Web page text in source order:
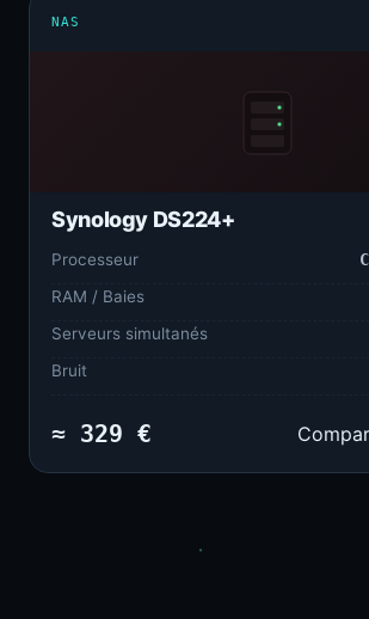
NAS
Synology DS224+
Processeur
RAM / Baies
Serveurs simultanés
Bruit
≈ 329 €